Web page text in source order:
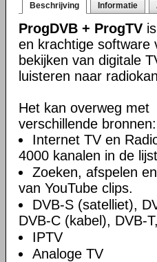
Beschrijving Informatie
ProgDVB + ProgTV
en krachtige software
bekijken van digitale
luisteren naar
Het kan overweg met
verschillende bronnen:
Internet TV en
4000 kanalen in de
Zoeken, afspelen
van YouTube clips.
DVB-S (satelliet),
DVB-C (kabel), DVB-
IPTV
Analoge TV